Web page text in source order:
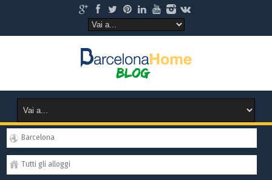
Barcelona
Tutti gli alloggi